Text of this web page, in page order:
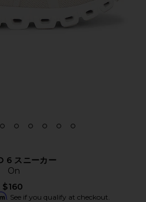
6 スニーカー
On
$160
. See if you qualify at checkout.